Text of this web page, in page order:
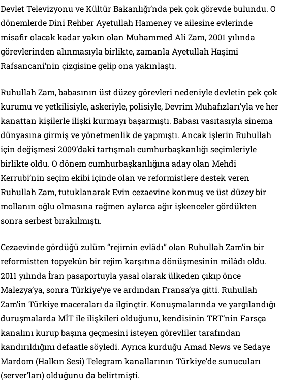
Devlet Televizyonu ve Kültür Bakanlığı’nda pek çok görevde bulundu. O
dönemlerde Dini Rehber Ayetullah Hameney ve ailesine evlerinde
misafir olacak kadar yakın olan Muhammed Ali Zam, 2001 yılında
görevlerinden alınmasıyla birlikte, zamanla Ayetullah Haşimi
Rafsancani’nin çizgisine gelip ona yakınlaştı.
Ruhullah Zam, babasının üst düzey görevleri nedeniyle devletin pek çok
kurumu ve yetkilisiyle, askeriyle, polisiyle, Devrim Muhafızları’yla ve her
kanattan kişilerle ilişki kurmayı başarmıştı. Babası vasıtasıyla sinema
dünyasına girmiş ve yönetmenlik de yapmıştı. Ancak işlerin Ruhullah
için değişmesi 2009’daki tartışmalı cumhurbaşkanlığı seçimleriyle
birlikte oldu. O dönem cumhurbaşkanlığına aday olan Mehdi
Kerrubi’nin seçim ekibi içinde olan ve reformistlere destek veren
Ruhullah Zam, tutuklanarak Evin cezaevine konmuş ve üst düzey bir
mollanın oğlu olmasına rağmen aylarca ağır işkenceler gördükten
sonra serbest bırakılmıştı.
Cezaevinde gördüğü zulüm “rejimin evlâdı” olan Ruhullah Zam’in bir
reformistten topyekûn bir rejim karşıtına dönüşmesinin milâdı oldu.
2011 yılında İran pasaportuyla yasal olarak ülkeden çıkıp önce
Malezya’ya, sonra Türkiye’ye ve ardından Fransa’ya gitti. Ruhullah
Zam’in Türkiye maceraları da ilginçtir. Konuşmalarında ve yargılandığı
duruşmalarda MİT ile ilişkileri olduğunu, kendisinin TRT’nin Farsça
kanalını kurup başına geçmesini isteyen görevliler tarafından
kandırıldığını defaatle söyledi. Ayrıca kurduğu Amad News ve Sedaye
Mardom (Halkın Sesi) Telegram kanallarının Türkiye’de sunucuları
(server’ları) olduğunu da belirtmişti.